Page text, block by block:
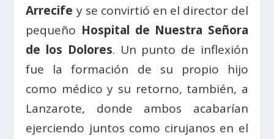
Arrecife y se convirtió en el director del
pequeño Hospital de Nuestra Señora
de los Dolores. Un punto de inflexión
fue la formación de su propio hijo
como médico y su retorno, también, a
Lanzarote, donde ambos acabarían
ejerciendo juntos como cirujanos en el